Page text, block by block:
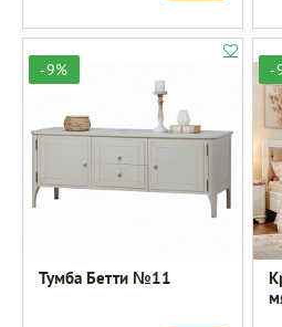
-9%
Тумба Бетти №11
-